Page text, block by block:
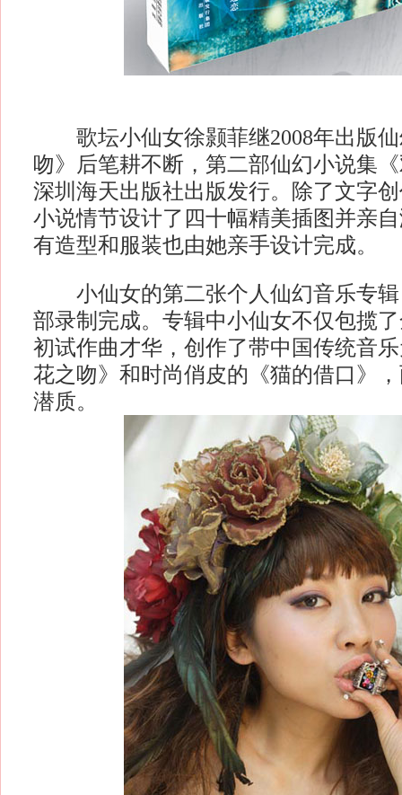
歌坛小仙女徐颢菲继2008年出版仙
吻》后笔耕不断，第二部仙幻小说集
深圳海天出版社出版发行。除了文字
小说情节设计了四十幅精美插图并亲
有造型和服装也由她亲手设计完成。
小仙女的第二张个人仙幻音乐专辑
部录制完成。专辑中小仙女不仅包揽
初试作曲才华，创作了带中国传统音
花之吻》和时尚俏皮的《猫的借口》
潜质。